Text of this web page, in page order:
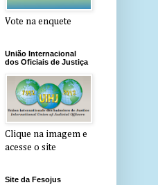
Vote na enquete
União Internacional
dos Oficiais de Justiça
Clique na imagem e
acesse o site
Site da Fesojus